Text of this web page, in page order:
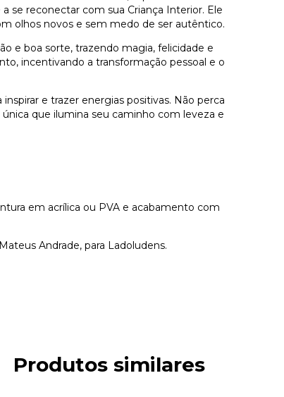
se reconectar com sua Criança Interior. Ele
olhos novos e sem medo de ser autêntico.
e boa sorte, trazendo magia, felicidade e
incentivando a transformação pessoal e o
e trazer energias positivas. Não perca
que ilumina seu caminho com leveza e
em acrílica ou PVA e acabamento com
Andrade, para Ladoludens.
Produtos similares